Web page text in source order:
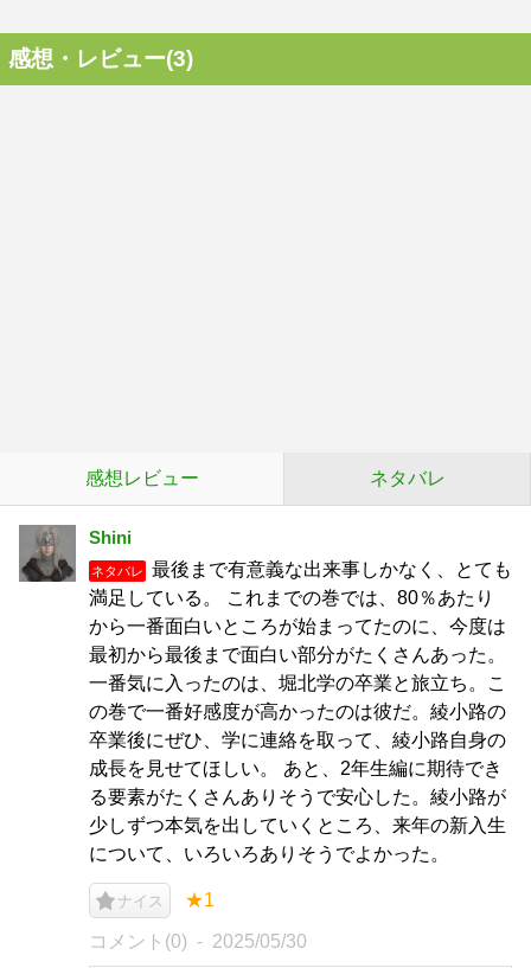
感想・レビュー(3)
感想レビュー ネタバレ
Shini
ネタバレ
最後まで有意義な出来事しかなく、とても
満足している。 これまでの巻では、80％あたり
から一番面白いところが始まってたのに、今度は
最初から最後まで面白い部分がたくさんあった。
一番気に入ったのは、堀北学の卒業と旅立ち。こ
の巻で一番好感度が高かったのは彼だ。綾小路の
卒業後にぜひ、学に連絡を取って、綾小路自身の
成長を見せてほしい。 あと、2年生編に期待でき
る要素がたくさんありそうで安心した。綾小路が
少しずつ本気を出していくところ、来年の新入生
について、いろいろありそうでよかった。
ナイス ★1
コメント(0) 2025/05/30